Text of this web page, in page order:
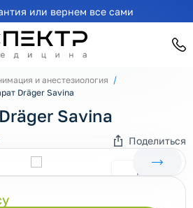
или вернем все сами
и анестезиология
Dräger Savina
Savina
Поделиться